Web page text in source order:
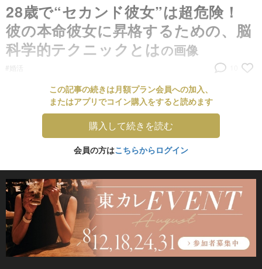
28歳で“セカンド彼女”は超危険！
彼の本命彼女に昇格するための、脳
科学的テクニックとはの画像
#婚活
この記事の続きは月額プラン会員への加入、
またはアプリでコイン購入をすると読めます
購入して続きを読む
会員の方はこちらからログイン